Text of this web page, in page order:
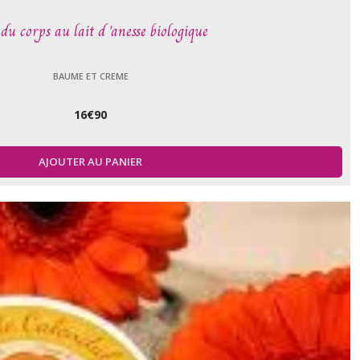
corps au lait d 'anesse biologique
BAUME ET CREME
16€90
AJOUTER AU PANIER